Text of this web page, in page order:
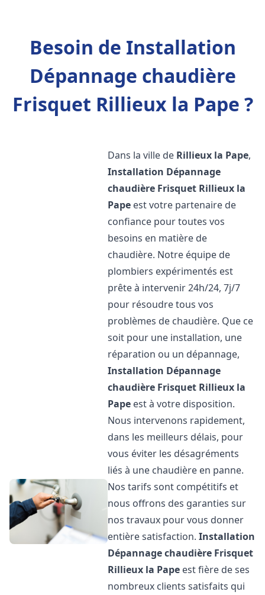
Besoin de Installation
Dépannage chaudière
Frisquet Rillieux la Pape ?
Dans la ville de Rillieux la Pape,
Installation Dépannage
chaudière Frisquet Rillieux la
Pape est votre partenaire de
confiance pour toutes vos
besoins en matière de
chaudière. Notre équipe de
plombiers expérimentés est
prête à intervenir 24h/24, 7j/7
pour résoudre tous vos
problèmes de chaudière. Que ce
soit pour une installation, une
réparation ou un dépannage,
Installation Dépannage
chaudière Frisquet Rillieux la
Pape est à votre disposition.
Nous intervenons rapidement,
dans les meilleurs délais, pour
vous éviter les désagréments
liés à une chaudière en panne.
Nos tarifs sont compétitifs et
nous offrons des garanties sur
nos travaux pour vous donner
entière satisfaction.Installation
Dépannage chaudière Frisquet
Rillieux la Pape est fière de ses
nombreux clients satisfaits qui